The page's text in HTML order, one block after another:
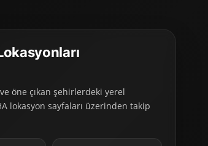
öne çıkan şehirlerdeki yerel
lokasyon sayfaları üzerinden takip